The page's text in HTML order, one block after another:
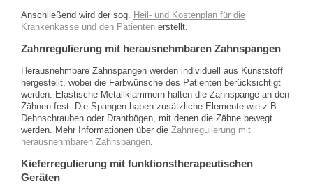
Anschließend wird der sog. Heil- und Kostenplan für die
Krankenkasse und den Patienten erstellt.
Zahnregulierung mit herausnehmbaren Zahnspangen
Herausnehmbare Zahnspangen werden individuell aus Kunststoff
hergestellt, wobei die Farbwünsche des Patienten berücksichtigt
werden. Elastische Metallklammern halten die Zahnspange an den
Zähnen fest. Die Spangen haben zusätzliche Elemente wie z.B.
Dehnschrauben oder Drahtbögen, mit denen die Zähne bewegt
werden. Mehr Informationen über die Zahnregulierung mit
herausnehmbaren Zahnspangen
Kieferregulierung mit funktionstherapeutischen
Geräten